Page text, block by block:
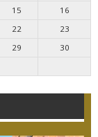
15
16
22
23
29
30